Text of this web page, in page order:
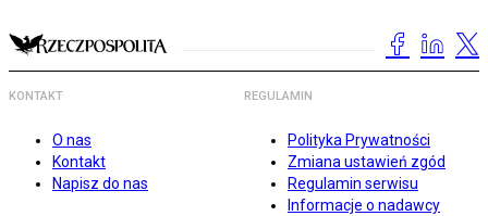
KONTAKT
O nas
Kontakt
Napisz do nas
REGULAMIN
Polityka Prywatności
Zmiana ustawień zgód
Regulamin serwisu
Informacje o nadawcy